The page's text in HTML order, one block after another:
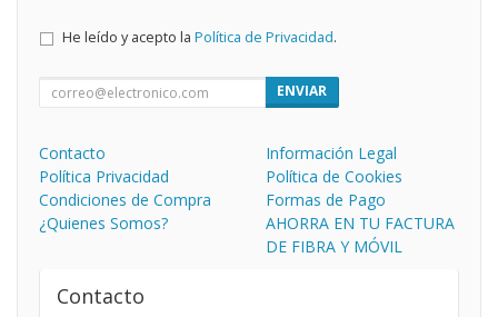
He leído y acepto la Política de Privacidad.
ENVIAR
Contacto
Información Legal
Política Privacidad
Política de Cookies
Condiciones de Compra
Formas de Pago
¿Quienes Somos?
AHORRA EN TU FACTURA
DE FIBRA Y MÓVIL
Contacto